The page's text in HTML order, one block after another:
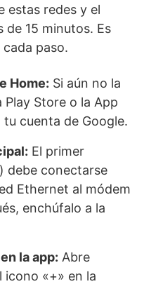
estas redes y el
de 15 minutos. Es
paso.
Home: Si aún no la
Play Store o la App
cuenta de Google.
El primer
debe conectarse
Ethernet al módem
enchúfalo a la
la app: Abre
icono «+» en la